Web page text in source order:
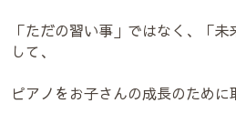
「ただの習い事」ではなく、「
して、
ピアノをお子さんの成長のため